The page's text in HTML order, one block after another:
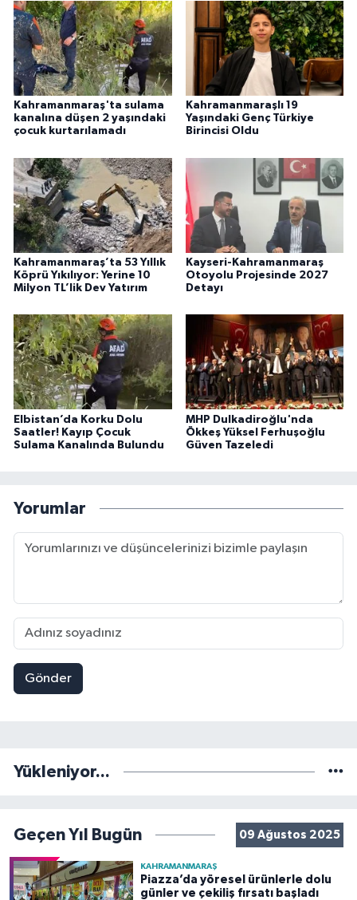
Kahramanmaraş'ta sulama
kanalına düşen 2 yaşındaki
çocuk kurtarılamadı
Kahramanmaraşlı 19
Yaşındaki Genç Türkiye
Birincisi Oldu
Kahramanmaraş’ta 53 Yıllık
Köprü Yıkılıyor: Yerine 10
Milyon TL’lik Dev Yatırım
Kayseri-Kahramanmaraş
Otoyolu Projesinde 2027
Detayı
Elbistan’da Korku Dolu
Saatler! Kayıp Çocuk
Sulama Kanalında Bulundu
MHP Dulkadiroğlu'nda
Ökkeş Yüksel Ferhuşoğlu
Güven Tazeledi
Yorumlar
Gönder
Yükleniyor...
Geçen Yıl Bugün 09 Ağustos 2025
KAHRAMANMARAŞ
Piazza’da yöresel ürünlerle dolu
günler ve çekiliş fırsatı başladı